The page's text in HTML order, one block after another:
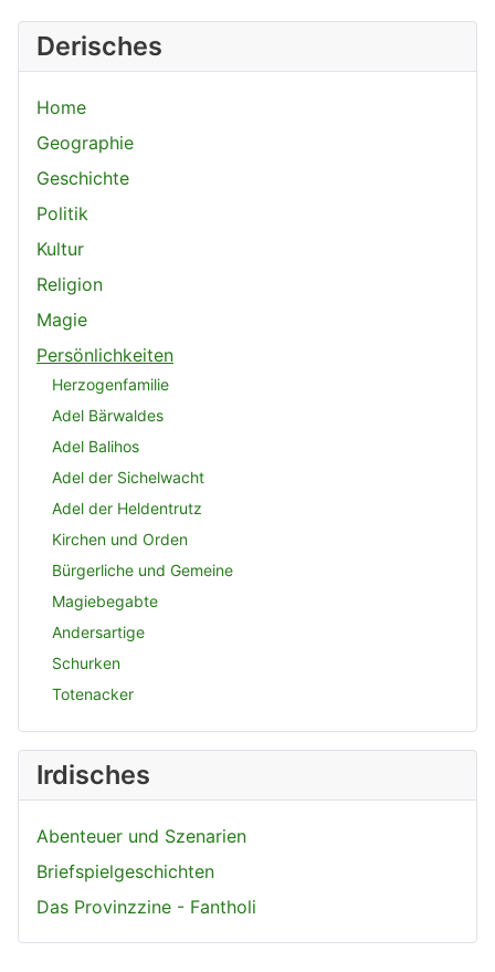
Derisches
Home
Geographie
Geschichte
Politik
Kultur
Religion
Magie
Persönlichkeiten
Herzogenfamilie
Adel Bärwaldes
Adel Balihos
Adel der Sichelwacht
Adel der Heldentrutz
Kirchen und Orden
Bürgerliche und Gemeine
Magiebegabte
Andersartige
Schurken
Totenacker
Irdisches
Abenteuer und Szenarien
Briefspielgeschichten
Das Provinzzine - Fantholi